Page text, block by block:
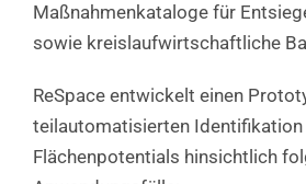
Maßnahmenkataloge für
sowie kreislaufwirtschaftliche
ReSpace entwickelt einen
teilautomatisierten Identifikation
Flächenpotentials hinsichtlich